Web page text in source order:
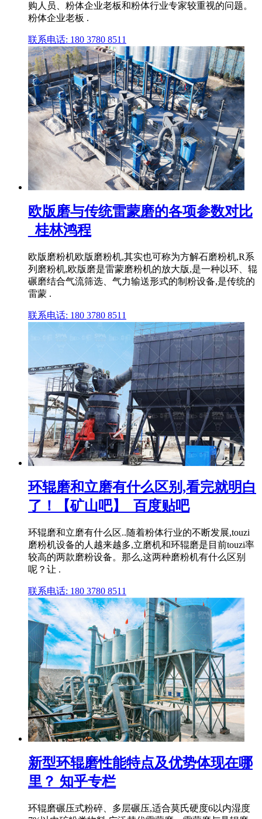
购人员、粉体企业老板和粉体行业专家较重视的问题。
粉体企业老板 .
联系电话: 180 3780 8511
欧版磨与传统雷蒙磨的各项参数对比
_桂林鸿程
欧版磨粉机欧版磨粉机,其实也可称为方解石磨粉机,R系
列磨粉机,欧版磨是雷蒙磨粉机的放大版,是一种以环、辊
碾磨结合气流筛选、气力输送形式的制粉设备,是传统的
雷蒙 .
联系电话: 180 3780 8511
环辊磨和立磨有什么区别,看完就明白
了！【矿山吧】_百度贴吧
环辊磨和立磨有什么区..随着粉体行业的不断发展,touzi
磨粉机设备的人越来越多,立磨机和环辊磨是目前touzi率
较高的两款磨粉设备。那么,这两种磨粉机有什么区别
呢？让 .
联系电话: 180 3780 8511
新型环辊磨性能特点及优势体现在哪
里？ 知乎专栏
环辊磨碾压式粉碎、多层碾压,适合莫氏硬度6以内湿度